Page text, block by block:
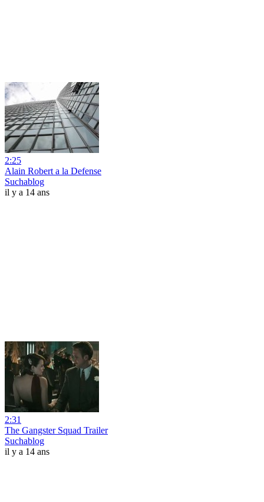
2:25
Alain Robert a la Defense
Suchablog
il y a 14 ans
2:31
The Gangster Squad Trailer
Suchablog
il y a 14 ans